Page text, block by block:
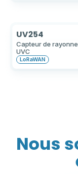
Capteur de
UVC
LoRaWAN
UV254
Nous